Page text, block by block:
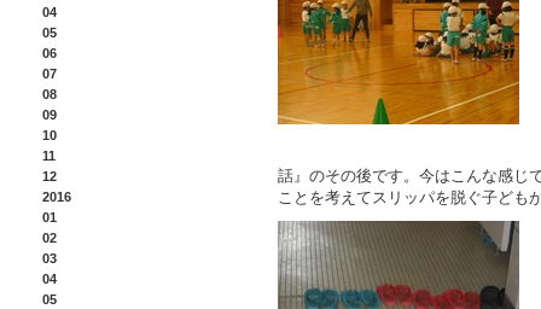
話』のその後です。今はこんな感じ
ことを考えてスリッパを脱ぐ子ども
04
05
06
07
08
09
10
11
12
2016
01
02
03
04
05